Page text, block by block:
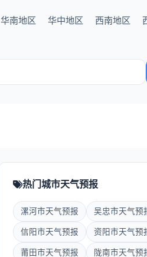
华南地区 华中地区 西南地区
热门城市天气预报
漯河市天气预报 吴忠市天气预
信阳市天气预报 资阳市天气预
莆田市天气预报 陇南市天气预